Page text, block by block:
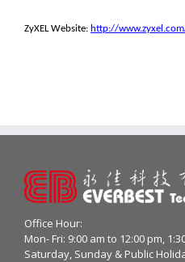
ZyXEL Website: http://
Office Hour:
Mon- Fri: 9:00 am to 12:00 pm,
Saturday, Sunday & Public